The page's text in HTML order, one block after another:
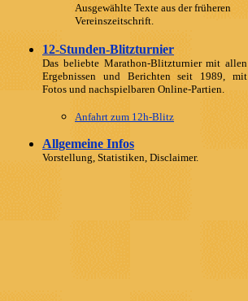
Ausgewählte Texte aus der früheren
Vereinszeitschrift.
12-Stunden-Blitzturnier
Das beliebte Marathon-Blitzturnier mit allen
Ergebnissen und Berichten seit 1989, mit
Fotos und nachspielbaren Online-Partien.
Anfahrt zum 12h-Blitz
Allgemeine Infos
Vorstellung, Statistiken, Disclaimer.